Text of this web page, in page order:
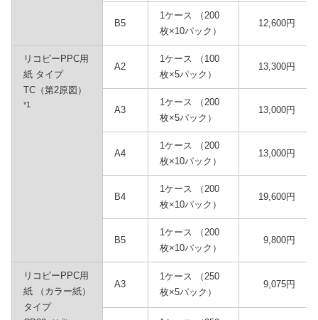
B5
1ケース （200
枚×10パック）
12,600円
リコピーPPC用
紙 タイプ
TC（第2原図）
*1
A2
1ケース （100
枚×5パック）
13,300円
A3
1ケース （200
枚×5パック）
13,000円
A4
1ケース （200
枚×10パック）
13,000円
B4
1ケース （200
枚×10パック）
19,600円
B5
1ケース （200
枚×10パック）
9,800円
リコピーPPC用
紙 （カラー紙）
タイプ
A3
1ケース （250
枚×5パック）
9,075円